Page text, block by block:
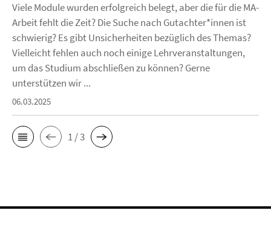
Viele Module wurden erfolgreich belegt, aber die für die MA-
Arbeit fehlt die Zeit? Die Suche nach Gutachter*innen ist
schwierig? Es gibt Unsicherheiten bezüglich des Themas?
Vielleicht fehlen auch noch einige Lehrveranstaltungen,
um das Studium abschließen zu können? Gerne
unterstützen wir ...
06.03.2025
1 / 3